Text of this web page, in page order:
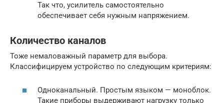
Так что, усилитель самостоятельно
обеспечивает себя нужным напряжением.
Количество каналов
Тоже немаловажный параметр для выбора.
Классифицируем устройство по следующим критериям:
Одноканальный. Простым языком — моноблок.
Такие приборы выдерживают нагрузку только